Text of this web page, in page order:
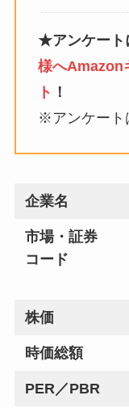
★アンケート
様へAmazon
ト ！
※アンケート
企業名
市場・証券
コード
株価
時価総額
PER／PBR